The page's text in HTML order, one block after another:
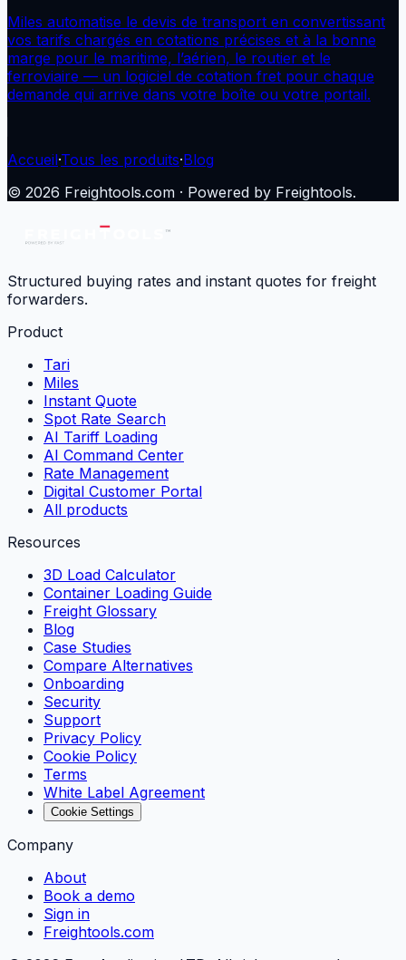
Miles automatise le devis de transport en convertissant
vos tarifs chargés en cotations précises et à la bonne
marge pour le maritime, l’aérien, le routier et le
ferroviaire — un logiciel de cotation fret pour chaque
demande qui arrive dans votre boîte ou votre portail.
Accueil·Tous les produits·Blog
© 2026 Freightools.com · Powered by Freightools.
Structured buying rates and instant quotes for freight
forwarders.
Product
Tari
Miles
Instant Quote
Spot Rate Search
AI Tariff Loading
AI Command Center
Rate Management
Digital Customer Portal
All products
Resources
3D Load Calculator
Container Loading Guide
Freight Glossary
Blog
Case Studies
Compare Alternatives
Onboarding
Security
Support
Privacy Policy
Cookie Policy
Terms
White Label Agreement
Cookie Settings
Company
About
Book a demo
Sign in
Freightools.com